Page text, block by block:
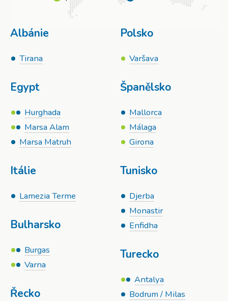
Albánie
Tirana
Egypt
Hurghada
Marsa Alam
Marsa Matruh
Itálie
Lamezia Terme
Bulharsko
Burgas
Varna
Řecko
Polsko
Varšava
Španělsko
Mallorca
Málaga
Girona
Tunisko
Djerba
Monastir
Enfidha
Turecko
Antalya
Bodrum / Milas